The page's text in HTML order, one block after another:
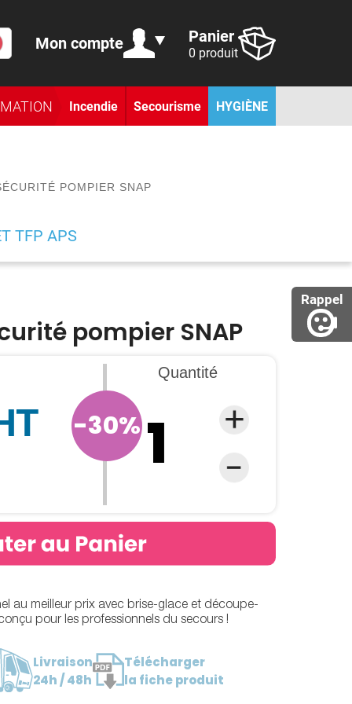
Rappel
Mon compte Panier
0 produit
Incendie Secourisme HYGIÈNE
POMPIER SNAP
TFP APS
pompier SNAP
-30%
Quantité
au meilleur prix avec brise-glace et découpe-
pour les professionnels du secours !
Livraison
24h / 48h
Télécharger
la fiche produit